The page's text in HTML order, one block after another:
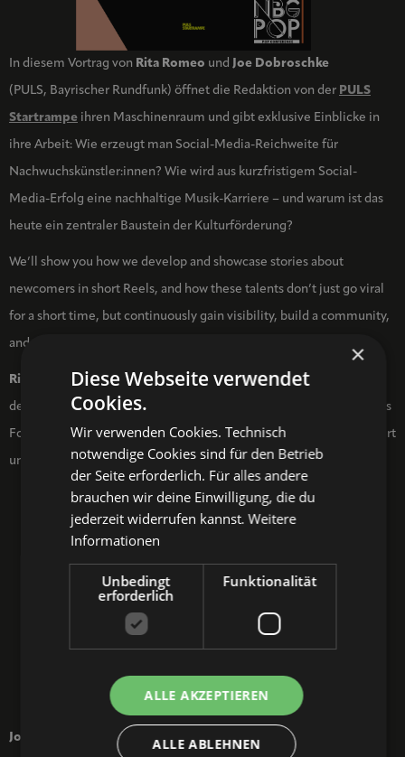
In diesem Vortrag von Rita Romeo und Joe Dobroschke
(PULS, Bayrischer Rundfunk) öffnet die Redaktion von der PULS
Startrampe ihren Maschinenraum und gibt exklusive Einblicke in
ihre Arbeit: Wie erzeugt man Social-Media-Reichweite für
Nachwuchskünstler:innen? Wie wird aus kurzfristigem Social-
Media-Erfolg eine nachhaltige Musik-Karriere – und warum ist das
heute ein zentraler Baustein der Kulturförderung?
We’ll show you how we develop and showcase stories about
newcomers in short Reels, and how these talents don’t just go viral
for a short time, but continuously gain visibility, build a community,
and secure live performance opportunities.
Rita Romeoist Redakteurin beim jungen Content-Netzwerk PULS
des Bayerischen Rundfunks und arbeitet dort unter anderem für das
Format PULS Startrampe, das musikalische Newcomer:innen fördert
und begleitet.
Joe Dobroschke
ist u.a. als Autor und Musikkurator bei
×
Diese Webseite verwendet
Cookies.
Wir verwenden Cookies. Technisch
notwendige Cookies sind für den Betrieb
der Seite erforderlich. Für alles andere
brauchen wir deine Einwilligung, die du
jederzeit widerrufen kannst.Weitere
Informationen
Unbedingt
erforderlich
Funktionalität
ALLE AKZEPTIEREN
ALLE ABLEHNEN